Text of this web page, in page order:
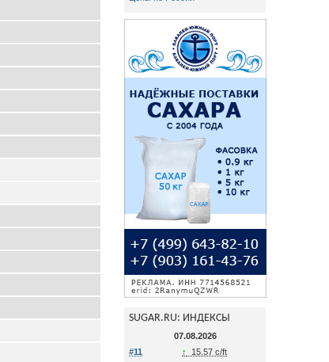
SUGAR.RU: ИНДЕКСЫ
07.08.2026
#11
↑
15.57 c/ft